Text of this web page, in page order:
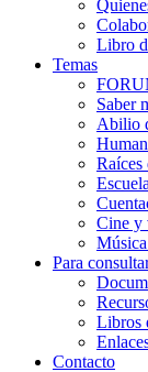
Libro
Temas
Saber
Abilio
Raíces
Cine y
Para
Libros
Contacto